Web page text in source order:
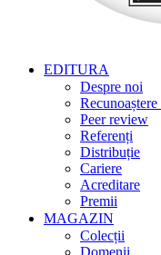
EDITURA
Despre noi
Peer review
Referenți
Distribuție
Cariere
Acreditare
Premii
MAGAZIN
Colecții
Domenii